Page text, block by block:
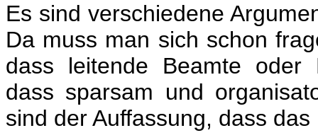
Es sind verschiedene
Da muss man sich schon
dass leitende Beamte oder
dass sparsam und
sind der Auffassung, dass